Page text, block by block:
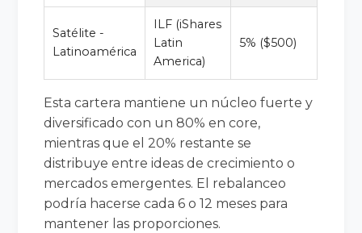
Satélite -
Latinoamérica
ILF (iShares
Latin
America)
5% ($500)
Esta cartera mantiene un núcleo fuerte y
diversificado con un 80% en core,
mientras que el 20% restante se
distribuye entre ideas de crecimiento o
mercados emergentes. El rebalanceo
podría hacerse cada 6 o 12 meses para
mantener las proporciones.